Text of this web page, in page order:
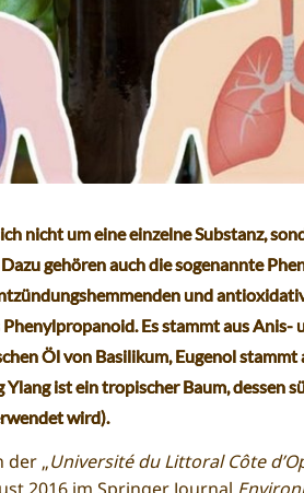
nicht um eine ein­zel­ne Sub­stanz,
ge­hö­ren auch die sogenannte
und
Es stammt aus Anis-
Öl von Basilikum, Eugenol
Ylang ist ein tropischer Baum, dessen
wird).
der „Université du Littoral Côte